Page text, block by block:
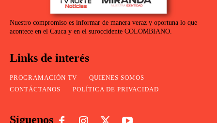
Nuestro compromiso es informar de manera veraz y oportuna lo que
acontece en el Cauca y en el suroccidente COLOMBIANO.
Links de interés
PROGRAMACIÓN TV
QUIENES SOMOS
CONTÁCTANOS
POLÍTICA DE PRIVACIDAD
Síguenos